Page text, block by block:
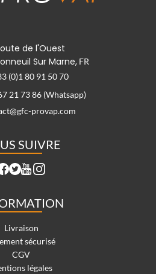
de l'Ouest
Sur Marne,FR
(0)1 80 91 50 70
21 73 86 (Whatsapp)
provap.com
SUIVRE
Livraison
sécurisé
CGV
légales